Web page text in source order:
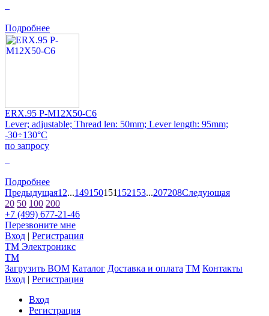
Подробнее
ERX.95 P-M12X50-C6
Lever; adjustable; Thread len: 50mm; Lever length: 95mm;
-30÷130°C
по запросу
Подробнее
Предыдущая1 2...149150151152153...207208Следующая
20 50 100 200
+7 (499) 677-21-46
Перезвоните мне
Вход | Регистрация
TM Электроникс
TM
Загрузить BOM Каталог Доставка и оплата TM Контакты
Вход | Регистрация
Вход
Регистрация